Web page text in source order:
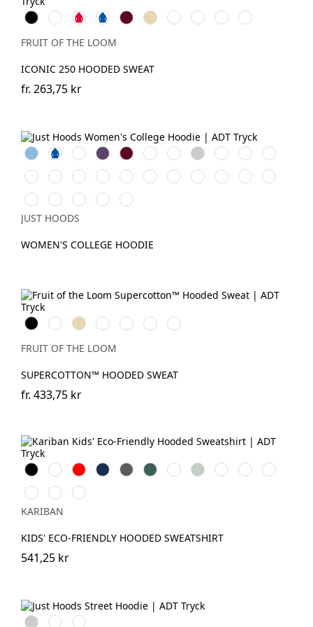
BlackWhiteRed
Royal
Blue
Burgundy
Desert
Sand
Deep
Navy
Light
Graphite
Athletic
Heather
College
Green
FRUIT OF THE LOOM
ICONIC 250 HOODED SWEAT
fr. 263,75 kr
Sky
Blue
Royal
Blue
NudePurpleBurgundy
Bottle
Green
Oxford
Navy
Heather
Grey
Charcoal
Jet
Black
Hot
Pink
Jade
Green
Sun
Yellow
Fire
Red
Sapphire
Blue
Peppermint
Arctic
White
Dusty
Pink
New
French
Baby
Pink
Black
Smoke
Digital
Lavender
Dusty
Green
Vanilla
Milkshake
Deep
Black
Airforce
Blue
Candyfloss
Pink
JUST HOODS
WOMEN'S COLLEGE HOODIE
BlackWhiteDesert
Sand
Deep
Navy
Athletic
Heather
College
Green
Mountain
Blue
FRUIT OF THE LOOM
SUPERCOTTON™ HOODED SWEAT
fr. 433,75 kr
Svart Vit Röd Navy Dark
Grey
Forest
Green
Fuchsia
Sage Oxford
Grey
Light
Royal
Light
Orange
Pale
Pink
Clay
Wine
KARIBAN
KIDS' ECO-FRIENDLY HOODED SWEATSHIRT
541,25 kr
Heather
Jet
New